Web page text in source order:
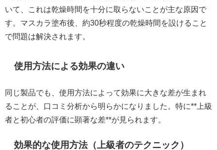
いて、これは乾燥時間を十分に取らないことが主な原因で
す。マスカラ塗布後、約30秒程度の乾燥時間を設けること
で問題は解決されます。
使用方法による効果の違い
同じ製品でも、使用方法によって効果に大きな差が生まれ
ることが、口コミ分析から明らかになりました。特に**上級
者と初心者の評価に顕著な差**が見られます。
効果的な使用方法（上級者のテクニック）